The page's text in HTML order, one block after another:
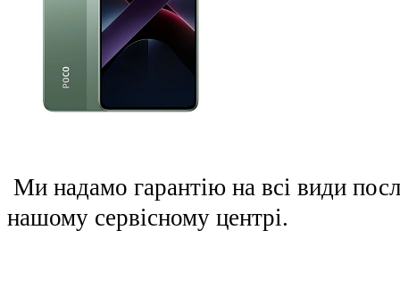
Ми надамо гарантію на всі види
нашому сервісному центрі.